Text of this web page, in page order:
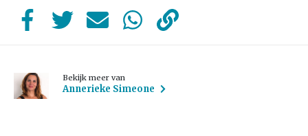
Bekijk meer van
Annerieke Simeone